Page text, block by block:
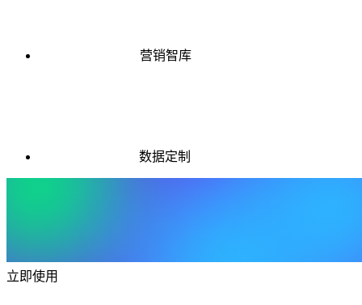
营销智库
数据定制
立即使用